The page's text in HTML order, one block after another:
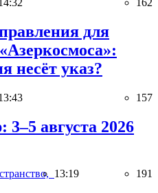
для
несёт указ?
157
3–5 августа 2026
13:19 191